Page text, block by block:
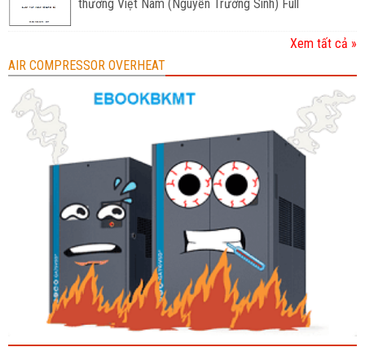
thương Việt Nam (Nguyễn Trường Sinh) Full
Xem tất cả »
AIR COMPRESSOR OVERHEAT